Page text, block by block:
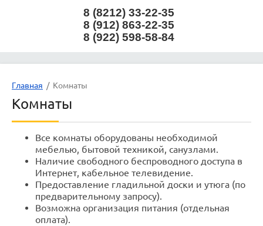
8 (8212) 33-22-35
8 (912) 863-22-35
8 (922) 598-58-84
Главная
  /  Комнаты
Комнаты
Все комнаты оборудованы необходимой
мебелью, бытовой техникой, санузлами.
Наличие свободного беспроводного доступа в
Интернет, кабельное телевидение.
Предоставление гладильной доски и утюга (по
предварительному запросу).
Возможна организация питания (отдельная
оплата).